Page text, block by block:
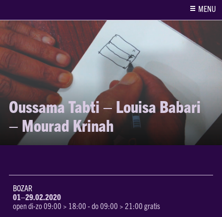
MENU
Oussama Tabti – Louisa Babari
– Mourad Krinah
BOZAR
01–29.02.2020
open di-zo 09:00 > 18:00 - do 09:00 > 21:00 gratis